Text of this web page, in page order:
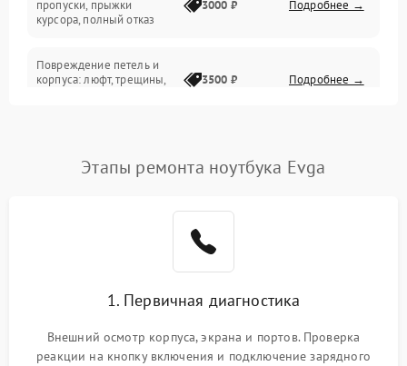
пропуски, прыжки
курсора, полный отказ
3000 ₽ Подробнее →
Повреждение петель и
корпуса: люфт, трещины,
3500 ₽ Подробнее →
невозможность зарядки,
2500 ₽ Подробнее →
2000 ₽
Перегрев из‑за пыли,
неисправности кулера
Этапы ремонта ноутбука Evga
1. Первичная диагностика
Внешний осмотр корпуса, экрана и портов. Проверка
реакции на кнопку включения и подключение зарядного